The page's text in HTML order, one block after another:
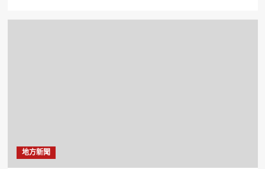
地方新聞